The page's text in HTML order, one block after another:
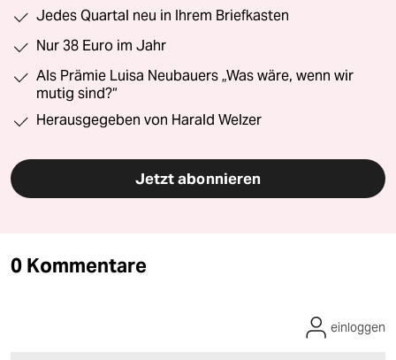
Jedes Quartal neu in Ihrem Briefkasten
Nur 38 Euro im Jahr
Als Prämie Luisa Neubauers „Was wäre, wenn wir
mutig sind?“
Herausgegeben von Harald Welzer
Jetzt abonnieren
0 Kommentare
einloggen